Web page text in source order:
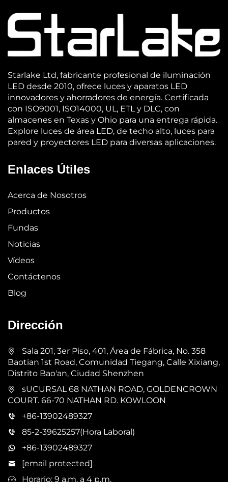
Starlake Ltd, fabricante profesional de iluminación
LED desde 2010, ofrece luces y aparatos LED
innovadores y ahorradores de energía. Certificada
con ISO9001, ISO14000, UL, ETL y DLC, con
almacenes en Texas y Ohio para una entrega rápida.
Explore luces de área LED, de techo alto, luces para
pared y proyectores LED para diversas aplicaciones.
Enlaces Útiles
Acerca de Nosotros
Productos
Fundas
Noticias
Vídeos
Contáctenos
Blog
Dirección
Sala 201, 3er Piso, 401, Área de Fábrica, No. 358
Baotian 1st Road, Comunidad Tiegang, Calle Xixiang,
Distrito Bao'an, Ciudad Shenzhen
sUCURSAL 68 NATHAN ROAD, GOLDENCROWN
COURT. 66-70 NATHAN RD. KOWLOON
+86-13902489327
85-2-39625257(Hora Laboral)
+86-13902489327
[email protected]
Horario: 9 a.m. a 4 p.m.